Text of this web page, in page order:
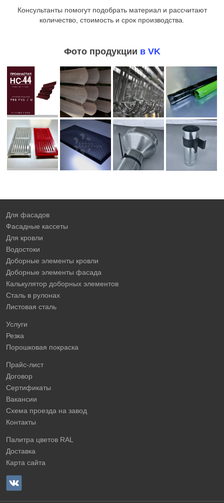
Консультанты помогут подобрать материал и рассчитают
количество, стоимость и срок производства.
Фото продукции в VK
Для фасадов
Фасадные кассеты
Для кровли
Водостоки
Доборные элементы кровли
Доборные элементы фасада
Калькулятор доборных элементов
Сталь в рулонах
Листовая сталь
Услуги
Резка
Порошковая покраска
Прайс-лист
Договор
Сертификаты
Вакансии
Схема проезда на завод
Контакты
Палитра цветов RAL
Доставка
Карта сайта